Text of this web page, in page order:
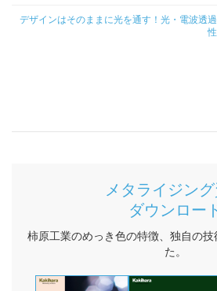
デザインはそのままに光を通す！光・電波透
メタライジン
ダウンロー
柿原工業のめっき色の特徴、独自の
た。